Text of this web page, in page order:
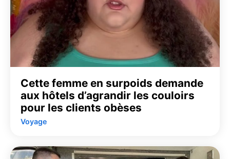
Cette femme en surpoids demande
aux hôtels d’agrandir les couloirs
pour les clients obèses
Voyage